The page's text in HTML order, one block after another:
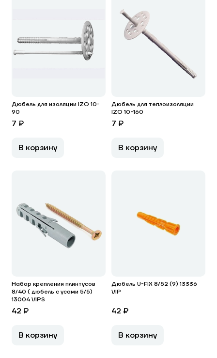
Дюбель для изоляции IZO 10-
90
7 ₽
В корзину
Дюбель для теплоизоляции
IZO 10-160
7 ₽
В корзину
Набор крепления плинтусов
8/40 ( дюбель с усами 5/5)
13004 VIPS
42 ₽
В корзину
Дюбель U-FIX 8/52 (9) 13336
VIP
42 ₽
В корзину